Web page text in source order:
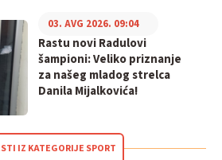
Rastu novi Radulovi
šampioni: Veliko priznanje
za našeg mladog strelca
Danila Mijalkovića!
03. AVG 2026. 09:04
IZ KATEGORIJE SPORT